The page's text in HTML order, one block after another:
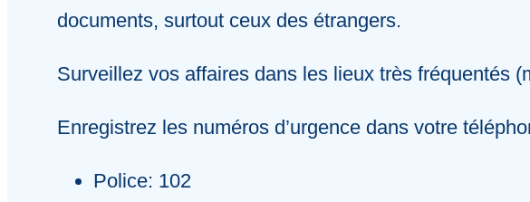
documents, surtout ceux des étrangers.
Surveillez vos affaires dans les lieux très fréquentés
Enregistrez les numéros d’urgence dans votre
Police: 102